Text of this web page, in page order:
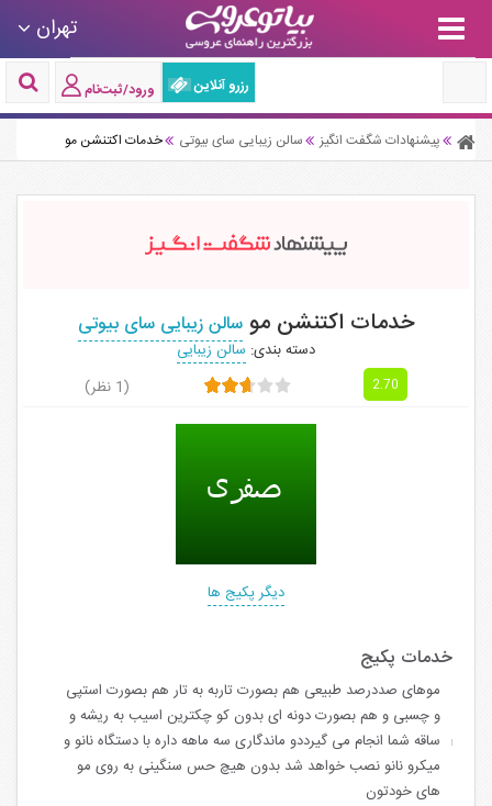
تهران
رزرو آنلاین ورود/ثبت‌نام
پیشنهادات شگفت انگیز سالن زیبایی سای بیوتی خدمات اکتنشن مو
خدمات اکتنشن مو سالن زیبایی سای بیوتی
دسته بندی: سالن زیبایی
2.70 (1 نظر)
دیگر پکیج ها
موهای صددرصد طبیعی هم بصورت تاربه به تار هم بصورت استپی
و چسبی و هم بصورت دونه ای بدون کو چکترین اسیب به ریشه و
ساقه شما انجام می گیرددو ماندگاری سه ماهه داره با دستگاه نانو و
میکرو نانو نصب خواهد شد بدون هیچ حس سنگینی به روی مو
های خودتون